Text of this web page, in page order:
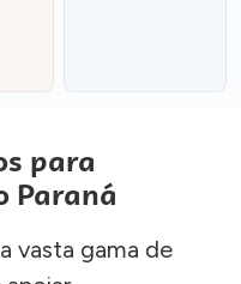
para
Paraná
vasta gama de